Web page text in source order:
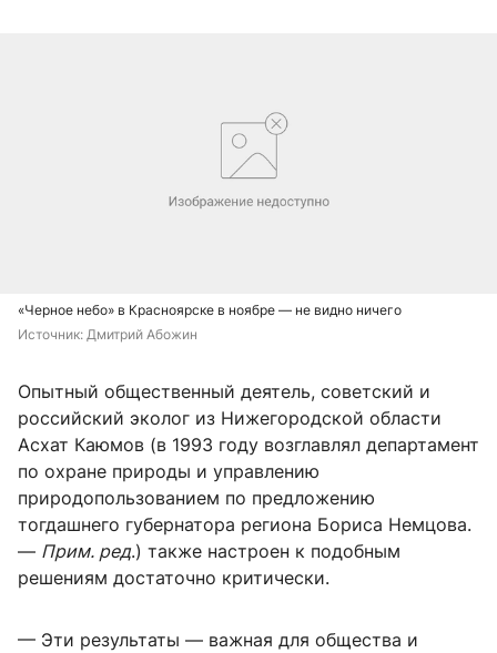
«Черное небо» в Красноярске в ноябре — не видно ничего
Источник: Дмитрий Абожин
Опытный общественный деятель, советский и
российский эколог из Нижегородской области
Асхат Каюмов (в 1993 году возглавлял департамент
по охране природы и управлению
природопользованием по предложению
тогдашнего губернатора региона Бориса Немцова.
— Прим. ред.) также настроен к подобным
решениям достаточно критически.
— Эти результаты — важная для общества и